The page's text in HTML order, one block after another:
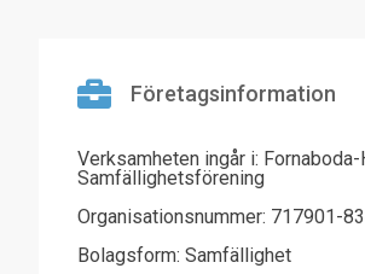
Företagsinformation
Verksamheten ingår i:
Samfällighetsförening
Organisationsnummer: 717901-
Bolagsform: Samfällighet